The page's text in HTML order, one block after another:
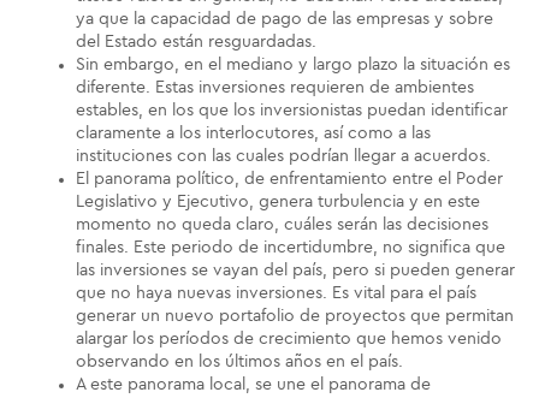
ya que la capacidad de pago de las empresas y sobre
del Estado están resguardadas.
Sin embargo, en el mediano y largo plazo la situación es
diferente. Estas inversiones requieren de ambientes
estables, en los que los inversionistas puedan identificar
claramente a los interlocutores, así como a las
instituciones con las cuales podrían llegar a acuerdos.
El panorama político, de enfrentamiento entre el Poder
Legislativo y Ejecutivo, genera turbulencia y en este
momento no queda claro, cuáles serán las decisiones
finales. Este periodo de incertidumbre, no significa que
las inversiones se vayan del país, pero si pueden generar
que no haya nuevas inversiones. Es vital para el país
generar un nuevo portafolio de proyectos que permitan
alargar los períodos de crecimiento que hemos venido
observando en los últimos años en el país.
A este panorama local, se une el panorama de